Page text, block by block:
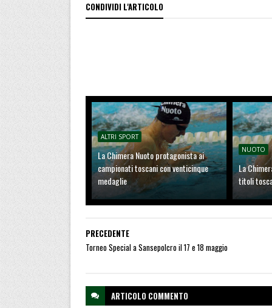
CONDIVIDI L'ARTICOLO
ALTRI SPORT
La Chimera Nuoto protagonista ai
campionati toscani con venticinque
medaglie
NUOTO
La
titoli
PRECEDENTE
Torneo Special a Sansepolcro il 17 e 18 maggio
ARTICOLO COMMENTO